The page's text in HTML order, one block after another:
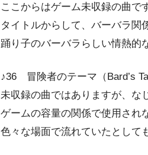
ここからはゲーム未収録の曲で
タイトルからして、バーバラ関
踊り子のバーバラらしい情熱的
♪36 冒険者のテーマ（Bard’s
未収録の曲ではありますが、な
ゲームの容量の関係で使用され
色々な場面で流れていたとして